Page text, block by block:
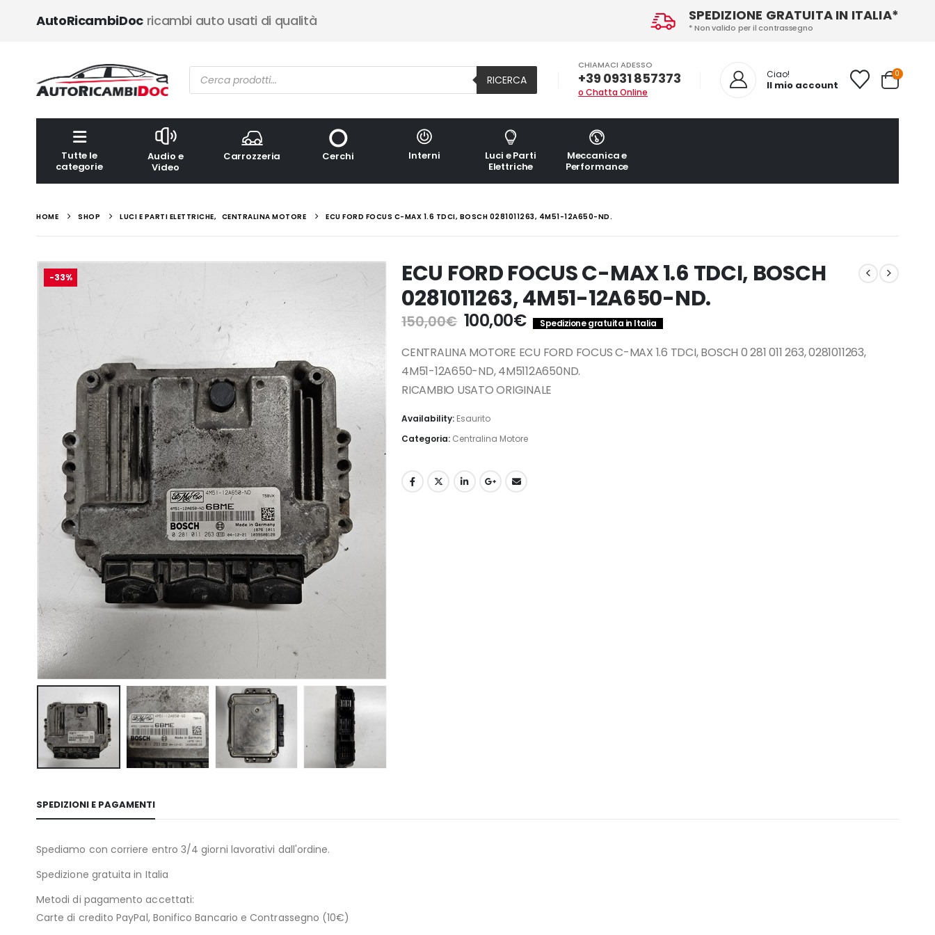
SPEDIZIONE GRATUITA IN ITALIA*
* Non valido per il contrassegno
AutoRicambiDocricambi auto usati di qualità
Ricerca
prodotti RICERCA
CHIAMACI ADESSO
+39 0931 857373
o Chatta Online
Ciao!
Il mio account
0
Tutte le
categorie
Audio e
Video
Carrozzeria Cerchi Interni
Luci e Parti
Elettriche
Meccanica e
Performance
HOME SHOP LUCI E PARTI ELETTRICHE, CENTRALINA MOTORE ECU FORD FOCUS C-MAX 1.6 TDCI, BOSCH 0281011263, 4M51-12A650-ND.
-33%
ECU FORD FOCUS C-MAX 1.6 TDCI, BOSCH
0281011263, 4M51-12A650-ND.
150,00€ Il
prezzo
originale
era:
150,00€.
100,00€Il
prezzo
attuale
è:
100,00€.
Spedizione gratuita in Italia
CENTRALINA MOTORE ECU FORD FOCUS C-MAX 1.6 TDCI, BOSCH 0 281 011 263, 0281011263,
4M51-12A650-ND, 4M5112A650ND.
RICAMBIO USATO ORIGINALE
Availability: Esaurito
Categoria: Centralina Motore
SPEDIZIONI E PAGAMENTI
Spediamo con corriere entro 3/4 giorni lavorativi dall'ordine.
Spedizione gratuita in Italia
Metodi di pagamento accettati:
Carte di credito PayPal, Bonifico Bancario e Contrassegno (10€)